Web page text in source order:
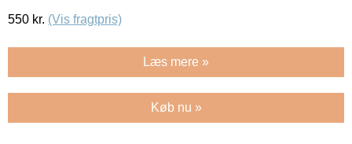
550 kr. (Vis fragtpris)
Læs mere »
Køb nu »